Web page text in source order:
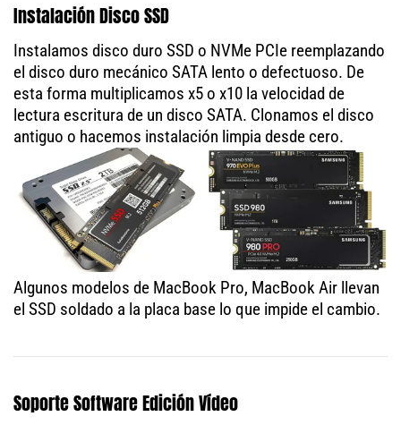
Instalación Disco SSD
Instalamos disco duro SSD o NVMe PCIe reemplazando
el disco duro mecánico SATA lento o defectuoso. De
esta forma multiplicamos x5 o x10 la velocidad de
lectura escritura de un disco SATA. Clonamos el disco
antiguo o hacemos instalación limpia desde cero.
Algunos modelos de MacBook Pro, MacBook Air llevan
el SSD soldado a la placa base lo que impide el cambio.
Soporte Software Edición Vídeo